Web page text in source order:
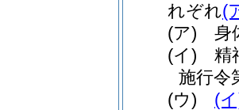
れぞれ(
(ア)
(イ)
精
施行令
(ウ)
(